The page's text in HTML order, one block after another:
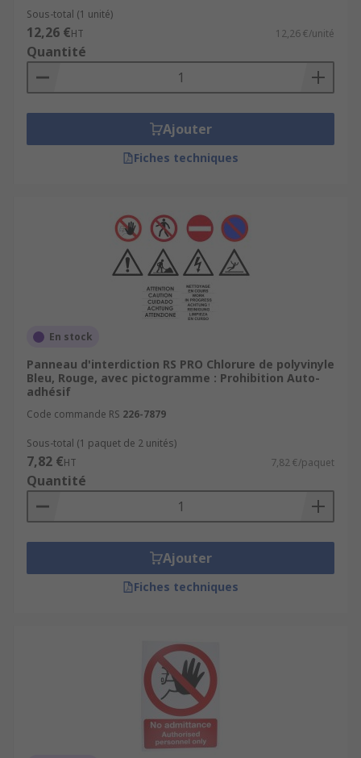
Défense de manger et boire
Téléphones portables interdits
En cas d'incendie, ne pas utiliser cet
ascenseur
Stationnement interdit (panneau de
signalisation du code de la route)
Sous-total (1 unité)
12,26 €HT 12,26 €/unité
Quantité
Ajouter
Fiches techniques
En stock
Panneau d'interdiction RS PRO Chlorure de polyvinyle
Bleu, Rouge, avec pictogramme : Prohibition Auto-
adhésif
Code commande RS 226-7879
Sous-total (1 paquet de 2 unités)
7,82 €HT 7,82 €/paquet
Quantité
Ajouter
Fiches techniques